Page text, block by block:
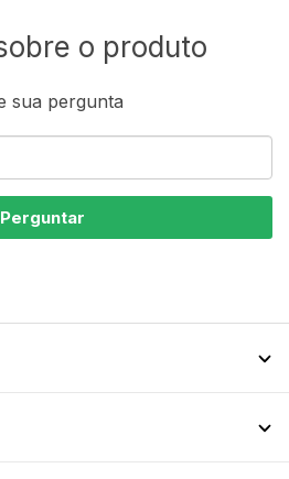
o produto
sua pergunta
Perguntar